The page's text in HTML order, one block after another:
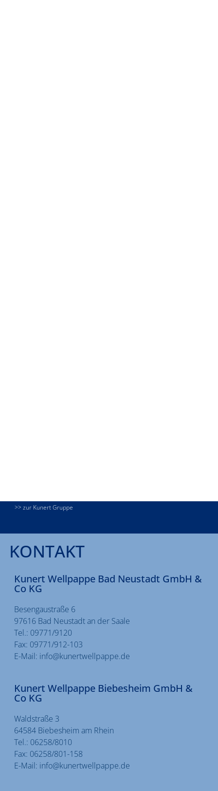
>> zur Kunert Gruppe
KONTAKT
Kunert Wellpappe Bad Neustadt GmbH &
Co KG
Besengaustraße 6
97616 Bad Neustadt an der Saale
Tel.: 09771/9120
Fax: 09771/912-103
E-Mail: info@kunertwellpappe.de
Kunert Wellpappe Biebesheim GmbH &
Co KG
Waldstraße 3
64584 Biebesheim am Rhein
Tel.: 06258/8010
Fax: 06258/801-158
E-Mail: info@kunertwellpappe.de